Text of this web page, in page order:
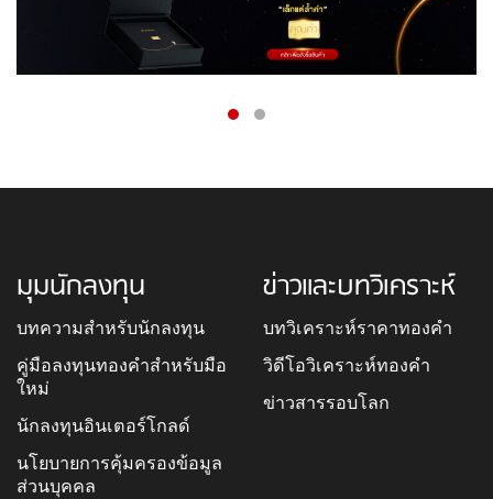
มุมนักลงทุน
บทความสำหรับนักลงทุน
คู่มือลงทุนทองคำสำหรับมือ
ใหม่
นักลงทุนอินเตอร์โกลด์
นโยบายการคุ้มครองข้อมูล
ส่วนบุคคล
ข่าวและบทวิเคราะห์
บทวิเคราะห์ราคาทองคำ
วิดีโอวิเคราะห์ทองคำ
ข่าวสารรอบโลก